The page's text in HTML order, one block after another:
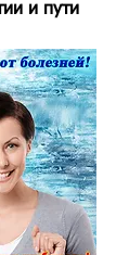
и пути